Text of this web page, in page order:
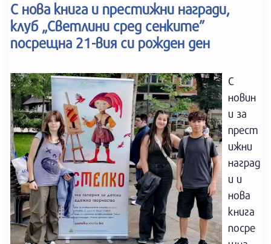
С нова книга и престижни награди,
клуб „Светлини сред сенките”
посрещна 21-вия си рожден ден
С
новин
и за
прест
ижни
наград
и и
нова
книга
посре